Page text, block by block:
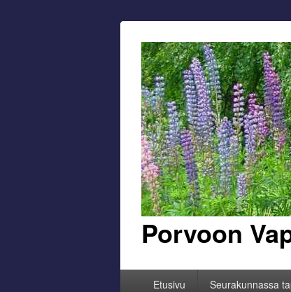
Porvoon
Etusivu Seurakunnassa